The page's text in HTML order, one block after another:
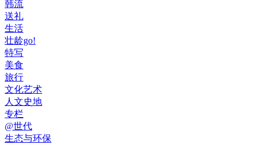
韩流
送礼
生活
壮龄go!
特写
美食
旅行
文化艺术
人文史地
专栏
@世代
生态与环保